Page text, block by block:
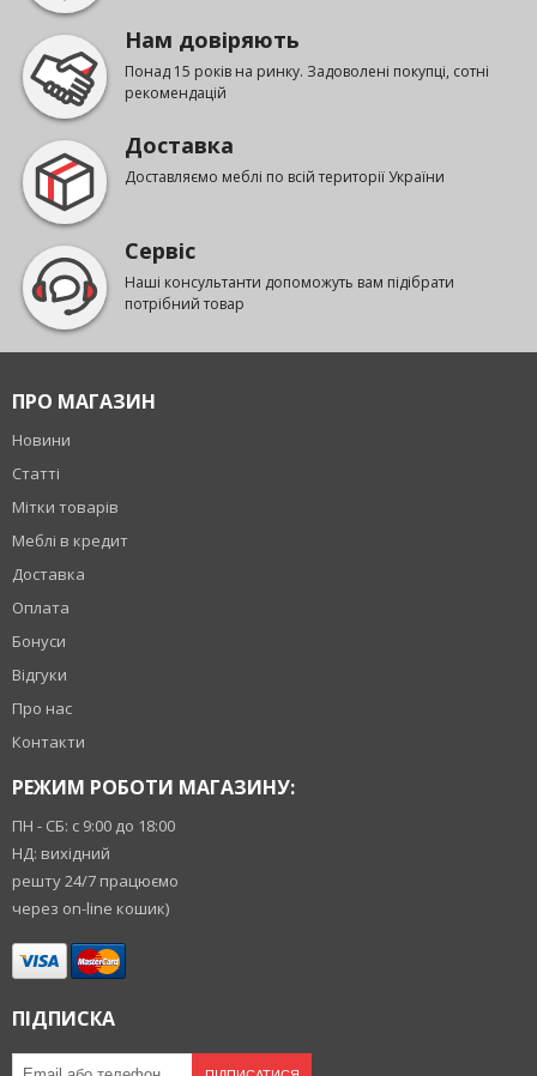
Нам довіряють
Понад 15 років на ринку. Задоволені покупці, сотні
рекомендацій
Доставка
Доставляємо меблі по всій території України
Сервіс
Наші консультанти допоможуть вам підібрати
потрібний товар
ПРО МАГАЗИН
Новини
Статті
Мітки товарів
Меблі в кредит
Доставка
Оплата
Бонуси
Відгуки
Про нас
Контакти
РЕЖИМ РОБОТИ МАГАЗИНУ:
ПН - СБ: с 9:00 до 18:00
НД: вихідний
решту 24/7 працюємо
через on-line кошик)
ПІДПИСКА